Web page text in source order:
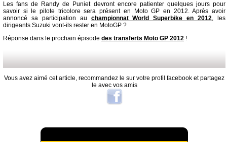
Les fans de Randy de Puniet devront encore patienter quelques jours pour
savoir si le pilote tricolore sera présent en Moto GP en 2012. Après avoir
annoncé sa participation au championnat World Superbike en 2012, les
dirigeants Suzuki vont-ils rester en MotoGP ?
Réponse dans le prochain épisode des transferts Moto GP 2012 !
Vous avez aimé cet article, recommandez le sur votre profil facebook et partagez
le avec vos amis